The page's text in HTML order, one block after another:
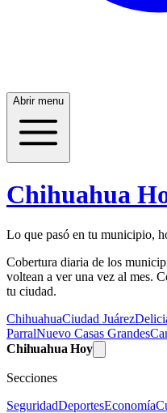
Abrir menu
Chihuahua
Lo que pasó en tu municipio,
Cobertura diaria de los
voltean a ver una vez al mes.
tu ciudad.
ChihuahuaCiudad Juárez
ParralNuevo Casas Grandes
Chihuahua Hoy
Secciones
SeguridadDeportesEconomía